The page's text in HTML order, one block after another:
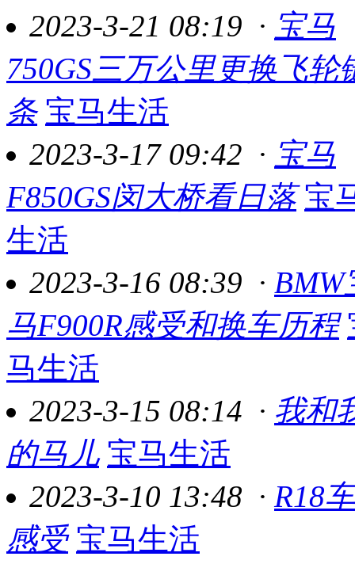
2023-3-21 08:19 · 宝马
750GS三万公里更换飞轮
条 宝马生活
2023-3-17 09:42 · 宝马
F850GS闵大桥看日落 宝
生活
2023-3-16 08:39 · BMW
马F900R感受和换车历程
马生活
2023-3-15 08:14 · 我和
的马儿 宝马生活
2023-3-10 13:48 · R18
感受 宝马生活